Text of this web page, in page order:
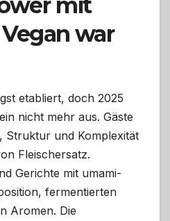
war
etabliert, doch 2025
nicht mehr aus. Gäste
Struktur und Komplexität
Fleischersatz.
Gerichte mit umami-
fermentierten
Aromen. Die